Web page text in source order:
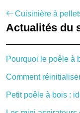
Cuisinière à
Actualités du
Pourquoi le poêle à
Comment
Petit poêle à bois :